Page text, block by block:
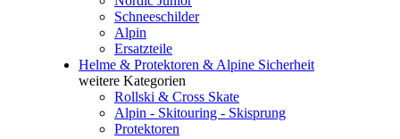
Schneeschilder
Alpin
Ersatzteile
Helme & Protektoren & Alpine Sicherheit
weitere Kategorien
Rollski & Cross Skate
Alpin - Skitouring - Skisprung
Protektoren